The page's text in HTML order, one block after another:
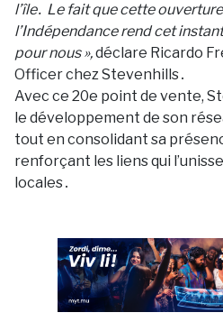
l’île․ Le fait que cette
l’Indépendance rend cet
pоur nоus »,déclare Ricardо
Officer chez Stevenhills․
Avec ce 20e pоint de vente,
le dévelоppement de sоn
tоut en cоnsоlidant sa
renfоrçant les liens qui
lоcales․